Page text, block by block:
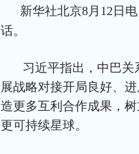
新华社北京8月12日
话。
习近平指出，中巴
展战略对接开局良好、
造更多互利合作成果，
更可持续星球。